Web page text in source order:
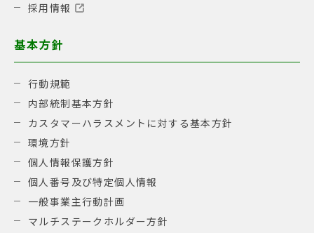
採用情報
基本方針
行動規範
内部統制基本方針
カスタマーハラスメントに対する基本方針
環境方針
個人情報保護方針
個人番号及び特定個人情報
一般事業主行動計画
マルチステークホルダー方針